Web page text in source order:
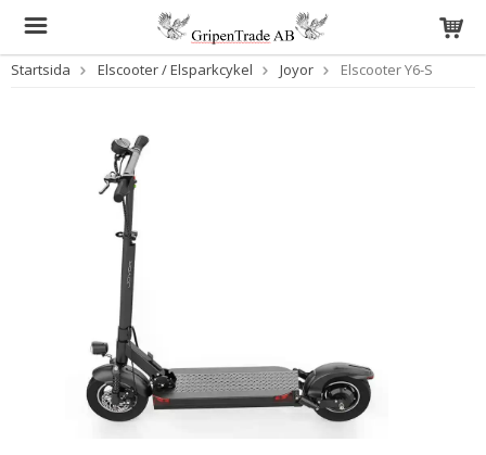
Startsida Elscooter / Elsparkcykel Joyor Elscooter Y6-S